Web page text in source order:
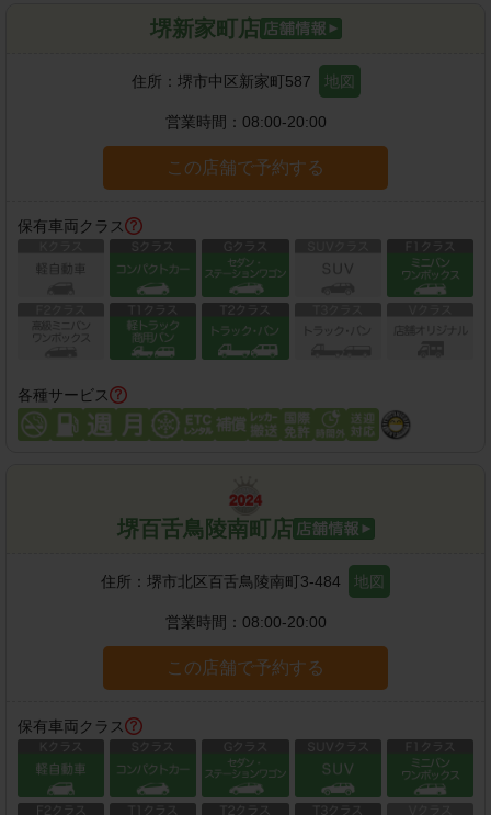
堺新家町店
住所： 堺市中区新家町587 地図
営業時間： 08:00-20:00
この店舗で予約する
保有車両クラス
各種サービス
堺百舌鳥陵南町店
住所： 堺市北区百舌鳥陵南町3-484 地図
営業時間： 08:00-20:00
この店舗で予約する
保有車両クラス